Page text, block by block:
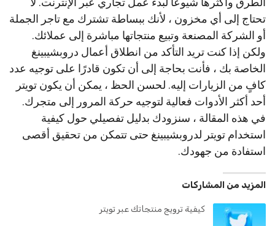
تحتاج إلى أي مخزون ، لأنك ببساطة تشترك مع تاجر الجملة
أو الشركة المصنعة وتبيع منتجاتها مباشرة إلى عملائك.
ولكن إذا كنت تريد التأكد من انطلاق أعمال دروبشيبينغ
الخاصة بك ، فأنت بحاجة إلى أن تكون قادرًا على توجيه عدد
كافٍ من الزيارات إليه. لحسن الحظ ، يمكن أن يكون تويتر
أحد أكثر الأدوات فعالية لتوجيه حركة المرور إلى متجرك.
في هذه المقالة ، سنزودك بدليل تفصيلي حول كيفية
استخدام تويتر لدروبشيبينغ حتى تتمكن من تحقيق أقصى
استفادة من جهودك.
المزيد من المشاركات
كيفية ترويج منتجاتك عبر تويتر